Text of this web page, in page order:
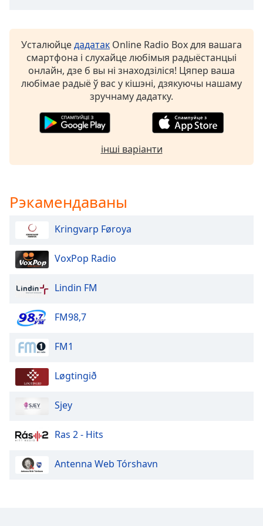
dialog
window.
Escape
cancel
Opacity
Background
Color
Area
Color
Opacity
Font
Усталюйцедадатак Online Radio Box для вашага
смартфона і слухайце любімыя радыёстанцыі
онлайн, дзе б вы ні знаходзіліся! Цяпер ваша
любімае радыё ў вас у кішэні, дзякуючы нашаму
зручнаму дадатку.
інші варіанти
Рэкамендаваны
Kringvarp Føroya
VoxPop Radio
Lindin FM
FM98,7
FM1
Løgtingið
Sjey
Ras 2 - Hits
Antenna Web Tórshavn